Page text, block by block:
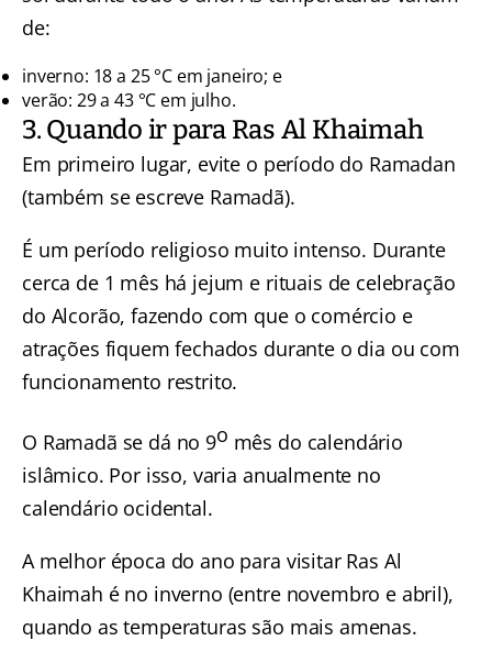
de:
inverno: 18 a 25 °C em janeiro; e
verão: 29 a 43 °C em julho.
3. Quando ir para Ras Al Khaimah
Em primeiro lugar, evite o período do Ramadan
(também se escreve Ramadã).
É um período religioso muito intenso. Durante
cerca de 1 mês há jejum e rituais de celebração
do Alcorão, fazendo com que o comércio e
atrações fiquem fechados durante o dia ou com
funcionamento restrito.
O Ramadã se dá no 9o mês do calendário
islâmico. Por isso, varia anualmente no
calendário ocidental.
A melhor época do ano para visitar Ras Al
Khaimah é no inverno (entre novembro e abril),
quando as temperaturas são mais amenas.